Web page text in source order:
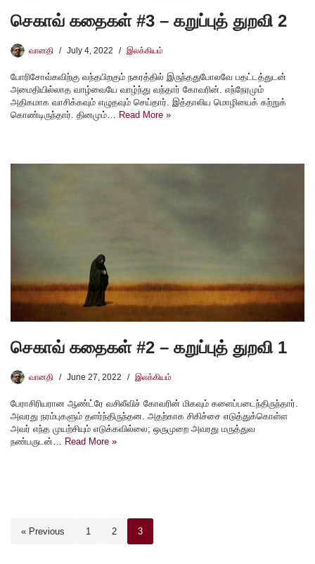
செகாவ் கதைகள் #3 – கறுப்புத் துறவி 2
வானதி July 4, 2022 இலக்கியம்
போரிசோவ்கவிற்கு வந்தபிறகும் நகரத்தில் இருந்ததுபோலவே பதட்டத்துடன்
அமைதியில்லாத வாழ்வையே வாழ்ந்து வந்தார் கோவரின். எந்நேரமும்
அதிகமாக வாசிக்கவும் எழுதவும் செய்தார். இத்தாலிய மொழியைக் கற்றுக்
கொண்டிருந்தார். தினமும்… Read More »
செகாவ் கதைகள் #2 – கறுப்புத் துறவி 1
வானதி June 27, 2022 இலக்கியம்
பேராசிரியரான ஆண்ட்ரே வசிலீவிச் கோவரின் மிகவும் களைப்படைந்திருந்தார்.
அவரது நரம்புகளும் தளர்ந்திருந்தன. அதற்காக சிகிச்சை எடுத்துக்கொள்ள
அவர் எந்த முயற்சியும் எடுக்கவில்லை; ஒருமுறை அவரது மருத்துவ
நண்பருடன்…
Read More »
« Previous 1 2 3